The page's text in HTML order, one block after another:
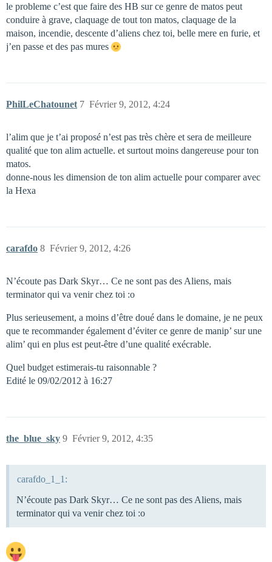
le probleme c’est que faire des HB sur ce genre de matos peut
conduire à grave, claquage de tout ton matos, claquage de la
maison, incendie, descente d’aliens chez toi, belle mere en furie, et
j’en passe et des pas mures
PhilLeChatounet Février 9, 2012, 4:24
7
l’alim que je t’ai proposé n’est pas très chère et sera de meilleure
qualité que ton alim actuelle. et surtout moins dangereuse pour ton
matos.
donne-nous les dimension de ton alim actuelle pour comparer avec
la Hexa
carafdo Février 9, 2012, 4:26
8
N’écoute pas Dark Skyr… Ce ne sont pas des Aliens, mais
terminator qui va venir chez toi :o
Plus serieusement, a moins d’être doué dans le domaine, je ne peux
que te recommander également d’éviter ce genre de manip’ sur une
alim’ qui en plus est peut-être d’une qualité exécrable.
Quel budget estimerais-tu raisonnable ?
Edité le 09/02/2012 à 16:27
the_blue_sky Février 9, 2012, 4:35
9
carafdo_1_1:
N’écoute pas Dark Skyr… Ce ne sont pas des Aliens, mais
terminator qui va venir chez toi :o